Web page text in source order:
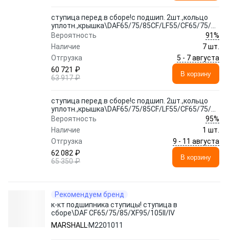
ступица перед.в сборе!с подшип. 2шт.,кольцо
Вероятность
91%
Наличие
7 шт.
Отгрузка
5 - 7 августа
60 721 ₽
63 917 ₽
В корзину
ступица перед.в сборе!с подшип. 2шт.,кольцо
Вероятность
95%
Наличие
1 шт.
Отгрузка
9 - 11 августа
62 082 ₽
65 350 ₽
В корзину
Рекомендуем бренд
к-кт подшипника ступицы! ступица в
сборе\DAF CF65/75/85/XF95/105II/IV
MARSHALL M2201011